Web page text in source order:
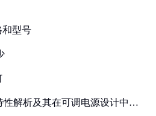
和型号
性解析及其在可调电源设计中的